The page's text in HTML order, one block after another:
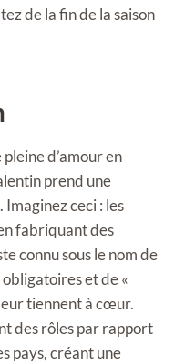
de la fin de la saison
d’amour en
prend une
ceci : les
fabriquant des
connu sous le nom de
et de «
tiennent à cœur.
des rôles par rapport
pays, créant une